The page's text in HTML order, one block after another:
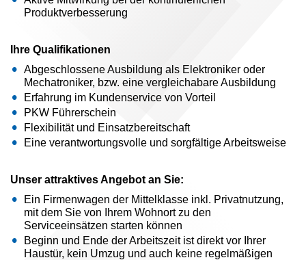
Produktverbesserung
Ihre Qualifikationen
Abgeschlossene Ausbildung als Elektroniker oder
Mechatroniker, bzw. eine vergleichabare Ausbildung
Erfahrung im Kundenservice von Vorteil
PKW Führerschein
Flexibilität und Einsatzbereitschaft
Eine verantwortungsvolle und sorgfältige Arbeitsweise
Unser attraktives Angebot an Sie:
Ein Firmenwagen der Mittelklasse inkl. Privatnutzung,
mit dem Sie von Ihrem Wohnort zu den
Serviceeinsätzen starten können
Beginn und Ende der Arbeitszeit ist direkt vor Ihrer
Haustür, kein Umzug und auch keine regelmäßigen